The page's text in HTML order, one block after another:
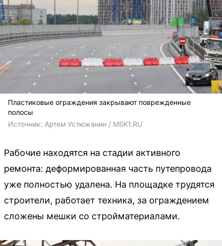
Пластиковые ограждения закрывают поврежденные
полосы
Источник: Артем Устюжанин / MSK1.RU
Рабочие находятся на стадии активного
ремонта: деформированная часть путепровода
уже полностью удалена. На площадке трудятся
строители, работает техника, за ограждением
сложены мешки со стройматериалами.